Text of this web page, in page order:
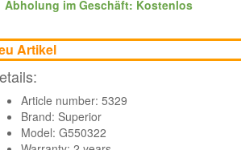
Abholung im Geschäft: Kostenlos
Artikel
Article number: 5329
Brand: Superior
Model: G550322